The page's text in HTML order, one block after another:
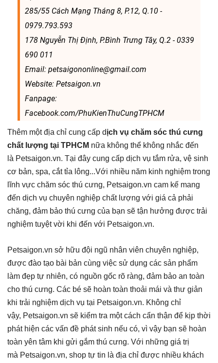
285/55 Cách Mạng Tháng 8, P.12, Q.10 -
0979.793.593
178 Nguyễn Thị Định, P.Bình Trưng Tây, Q.2 - 0339
690 011
Email: petsaigononline@gmail.com
Website: Petsaigon.vn
Fanpage:
Facebook.com/PhuKienThuCungTPHCM
Thêm một địa chỉ cung cấp dịch vụ chăm sóc thú cưng
chất lượng tại TPHCM nữa không thể không nhắc đến
là Petsaigon.vn. Tại đây cung cấp dịch vụ tắm rửa, vệ sinh
cơ bản, spa, cắt tỉa lông...Với nhiều năm kinh nghiệm trong
lĩnh vực chăm sóc thú cưng, Petsaigon.vn cam kế mang
đến dịch vụ chuyên nghiệp chất lượng với giá cả phải
chăng, đảm bảo thú cưng của bạn sẽ tận hưởng được trải
nghiệm tuyệt vời khi đến với Petsaigon.vn.
Petsaigon.vn sở hữu đội ngũ nhân viên chuyên nghiệp,
được đào tạo bài bản cùng việc sử dụng các sản phẩm
làm đẹp tự nhiên, có nguồn gốc rõ ràng, đảm bảo an toàn
cho thú cưng. Các bé sẽ hoàn toàn thoải mái và thư giản
khi trải nghiệm dịch vụ tại Petsaigon.vn. Không chỉ
vậy, Petsaigon.vn sẽ kiểm tra một cách cẩn thận để kịp thời
phát hiện các vấn đề phát sinh nếu có, vì vậy bạn sẽ hoàn
toàn yên tâm khi gửi gắm thú cưng. Với những giá trị
mà Petsaigon.vn, shop tự tin là địa chỉ được nhiều khách